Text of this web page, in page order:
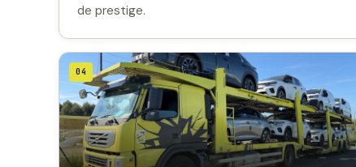
de prestige.
04